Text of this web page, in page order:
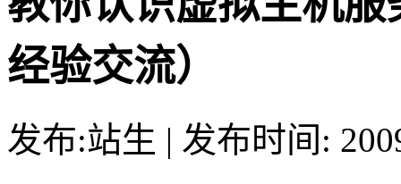
经验交流）
发布:站生 | 发布时间: